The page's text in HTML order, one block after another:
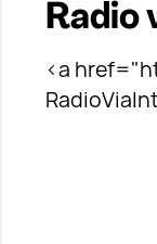
Radio
<a